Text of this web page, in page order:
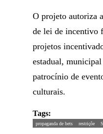
O projeto autoriza
de lei de incentivo
projetos
estadual,
patrocínio de
culturais.
Tags:
propaganda de bets restriçõe